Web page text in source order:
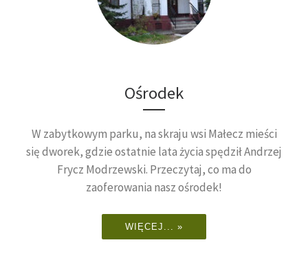
Ośrodek
W zabytkowym parku, na skraju wsi Małecz mieści
się dworek, gdzie ostatnie lata życia spędził Andrzej
Frycz Modrzewski. Przeczytaj, co ma do
zaoferowania nasz ośrodek!
WIĘCEJ... »